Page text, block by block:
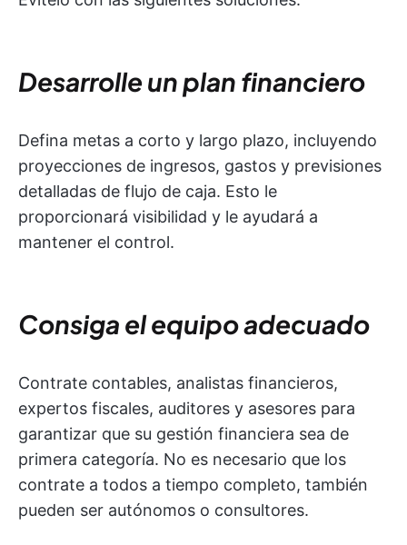
Desarrolle un plan financiero
Defina metas a corto y largo plazo, incluyendo
proyecciones de ingresos, gastos y previsiones
detalladas de flujo de caja. Esto le
proporcionará visibilidad y le ayudará a
mantener el control.
Consiga el equipo adecuado
Contrate contables, analistas financieros,
expertos fiscales, auditores y asesores para
garantizar que su gestión financiera sea de
primera categoría. No es necesario que los
contrate a todos a tiempo completo, también
pueden ser autónomos o consultores.